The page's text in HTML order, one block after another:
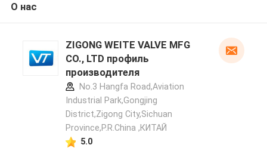
О нас
ZIGONG WEITE VALVE MFG
CO., LTD профиль
производителя
No.3 Hangfa Road,Aviation
Industrial Park,Gongjing
District,Zigong City,Sichuan
Province,P.R.China ,КИТАЙ
5.0